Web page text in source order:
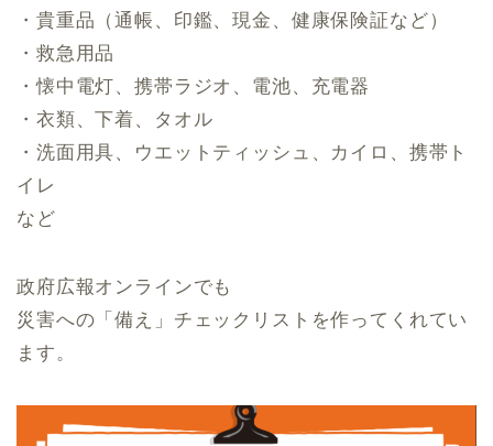
・貴重品（通帳、印鑑、現金、健康保険証など）
・救急用品
・懐中電灯、携帯ラジオ、電池、充電器
・衣類、下着、タオル
・洗面用具、ウエットティッシュ、カイロ、携帯ト
イレ
など
政府広報オンラインでも
災害への「備え」チェックリストを作ってくれてい
ます。